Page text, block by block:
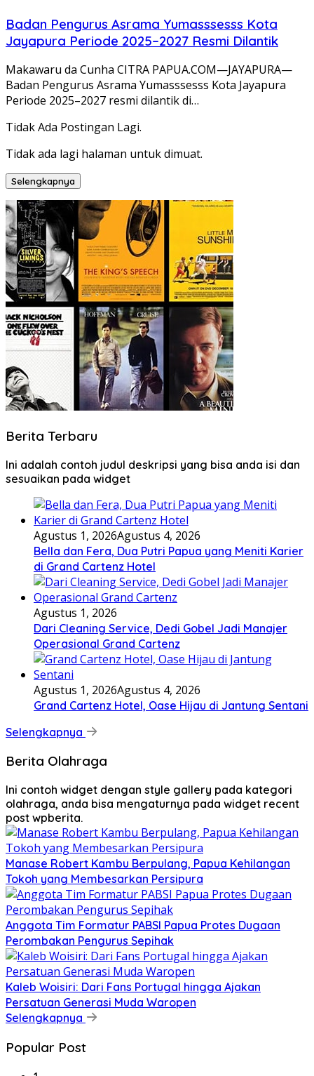
Badan Pengurus Asrama Yumasssesss Kota
Jayapura Periode 2025–2027 Resmi Dilantik
Makawaru da Cunha CITRA PAPUA.COM—JAYAPURA—
Badan Pengurus Asrama Yumasssesss Kota Jayapura
Periode 2025–2027 resmi dilantik di…
Tidak Ada Postingan Lagi.
Tidak ada lagi halaman untuk dimuat.
Selengkapnya
Berita Terbaru
Ini adalah contoh judul deskripsi yang bisa anda isi dan
sesuaikan pada widget
Agustus 1, 2026Agustus 4, 2026
Bella dan Fera, Dua Putri Papua yang Meniti Karier
di Grand Cartenz Hotel
Agustus 1, 2026
Dari Cleaning Service, Dedi Gobel Jadi Manajer
Operasional Grand Cartenz
Agustus 1, 2026Agustus 4, 2026
Grand Cartenz Hotel, Oase Hijau di Jantung Sentani
Selengkapnya
Berita Olahraga
Ini contoh widget dengan style gallery pada kategori
olahraga, anda bisa mengaturnya pada widget recent
post wpberita.
Manase Robert Kambu Berpulang, Papua Kehilangan
Tokoh yang Membesarkan Persipura
Anggota Tim Formatur PABSI Papua Protes Dugaan
Perombakan Pengurus Sepihak
Kaleb Woisiri: Dari Fans Portugal hingga Ajakan
Persatuan Generasi Muda Waropen
Selengkapnya
Popular Post